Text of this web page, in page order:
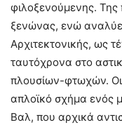
φιλοξενούμενης.
ξενώνας, ενώ
Αρχιτεκτονικής, ως
ταυτόχρονα στο
πλουσίων-φτωχών. Οι
απλοϊκό σχήμα ενός
Βαλ, που αρχικά